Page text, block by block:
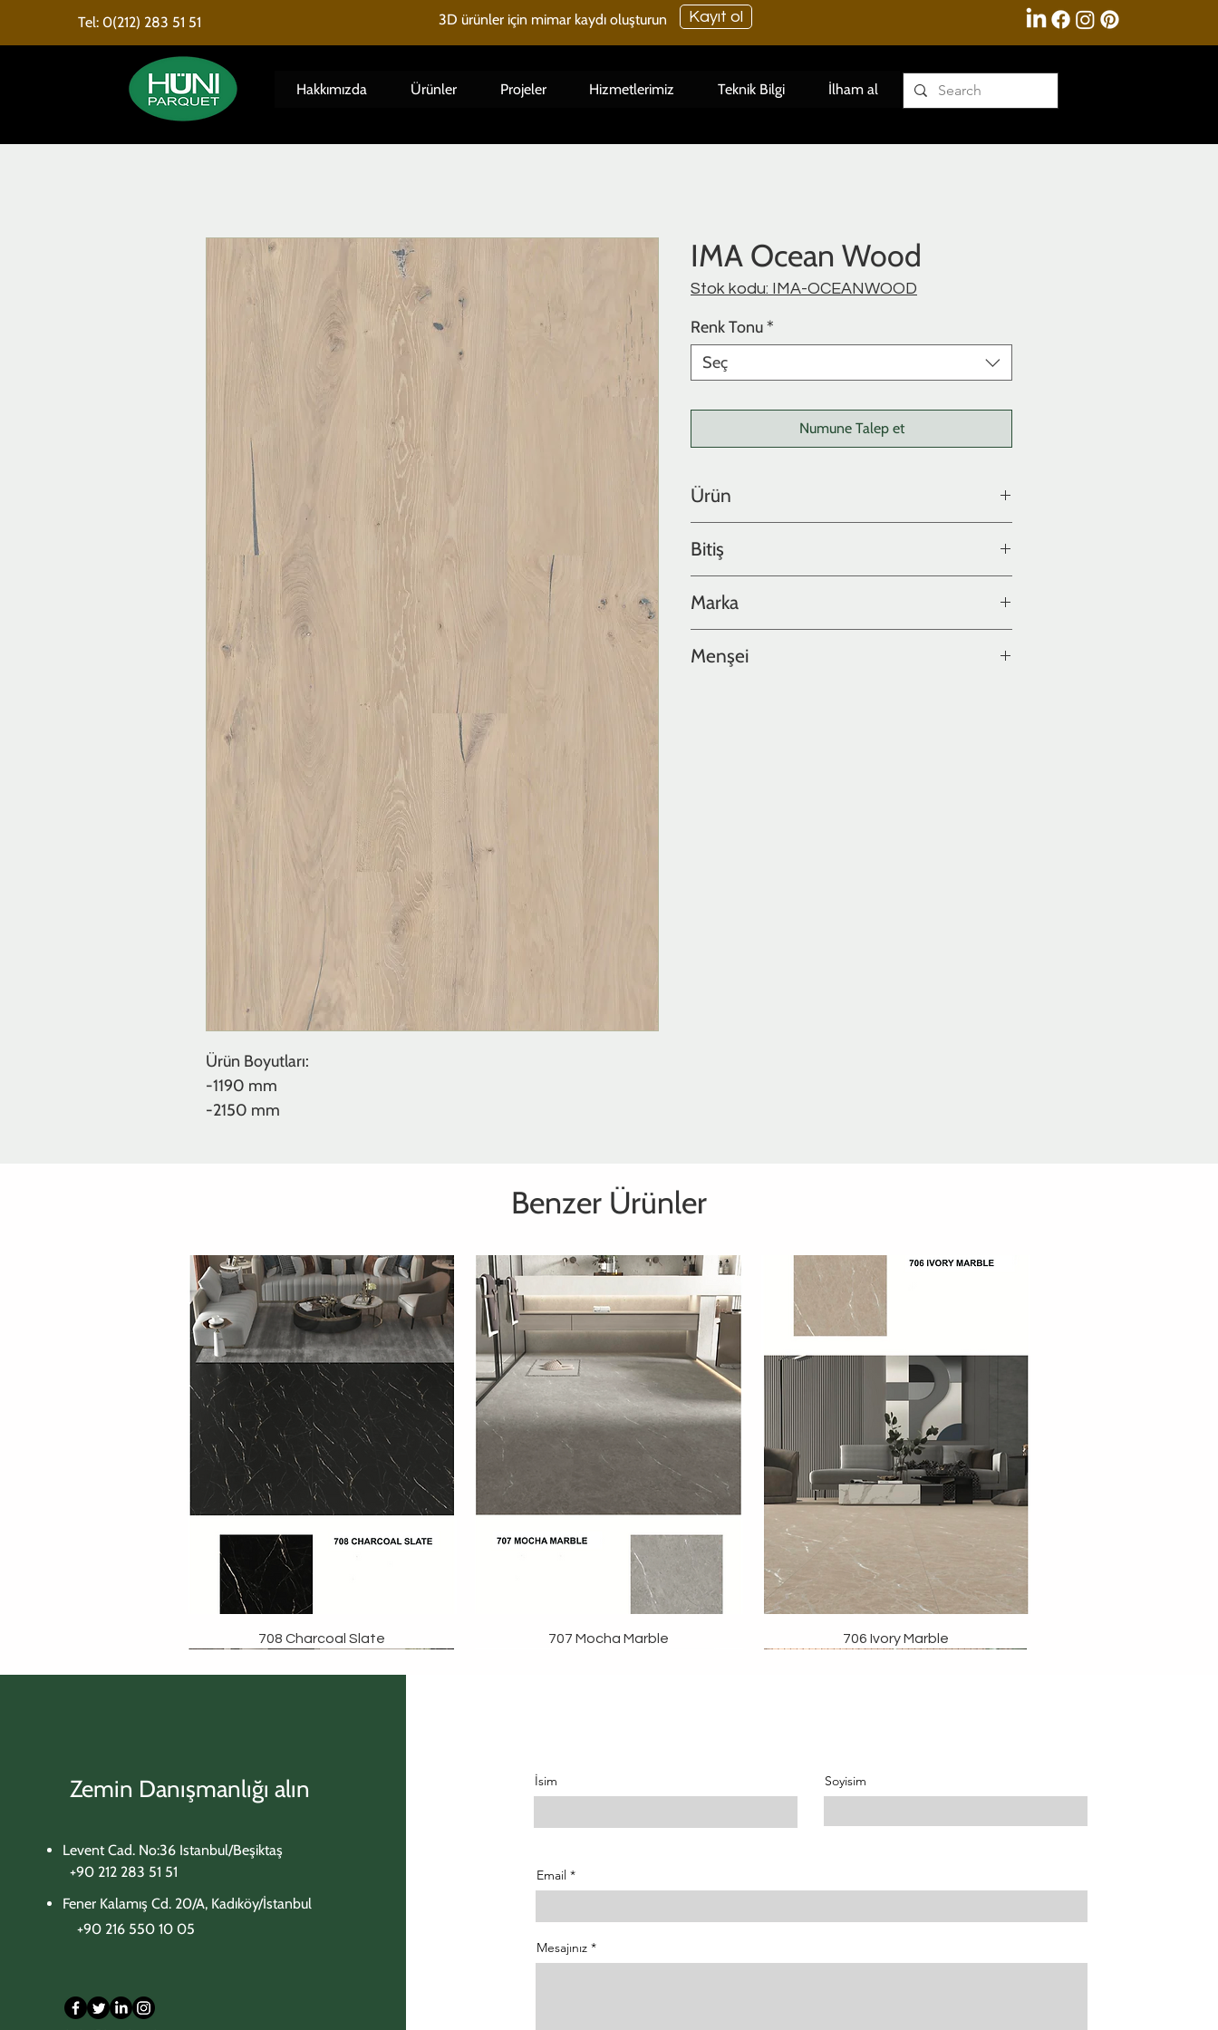
Tel: 0(212) 283 51 51 3D ürünler için mimar kaydı oluşturun Kayıt ol
Hakkımızda Ürünler Projeler Hizmetlerimiz Teknik Bilgi İlham al
Ürün Boyutları:
-1190 mm
-2150 mm
IMA Ocean Wood
Stok kodu: IMA-OCEANWOOD
Renk Tonu*
Seç
Numune Talep et
Ürün
Bitiş
Marka
Menşei
Benzer Ürünler
708 Charcoal Slate 707 Mocha Marble 706 Ivory Marble
Zemin Danışmanlığı alın
Levent Cad. No:36 Istanbul/Beşiktaş
+90 212 283 51 51
Fener Kalamış Cd. 20/A, Kadıköy/İstanbul
+90 216 550 10 05​
İsim Soyisim
Email
Mesajınız